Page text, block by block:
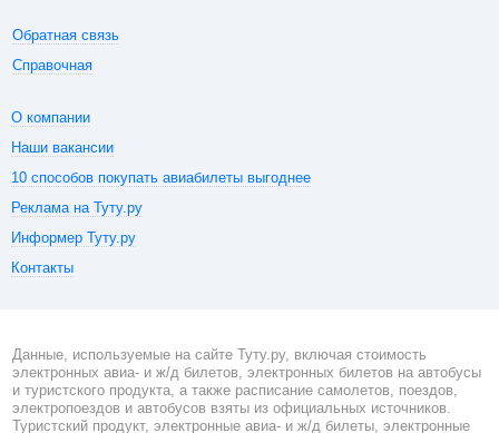
Обратная связь
Справочная
О компании
Наши вакансии
10 способов покупать авиабилеты выгоднее
Реклама на Туту.ру
Информер Туту.ру
Контакты
Данные, используемые на сайте Туту.ру, включая стоимость
электронных авиа- и ж/д билетов, электронных билетов на автобусы
и туристского продукта, а также расписание самолетов, поездов,
электропоездов и автобусов взяты из официальных источников.
Туристский продукт, электронные авиа- и ж/д билеты, электронные